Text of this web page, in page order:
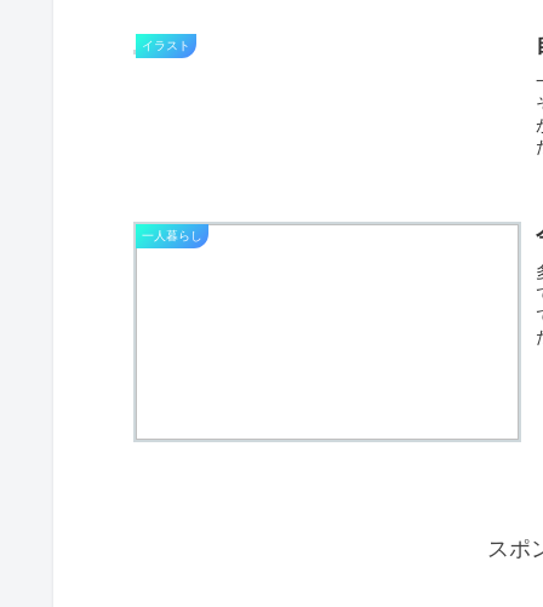
イラスト
一人暮らし
スポ